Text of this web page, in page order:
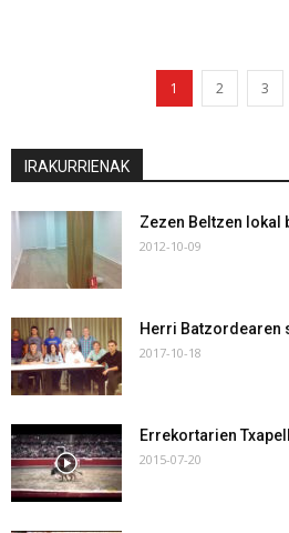
1 2 3
IRAKURRIENAK
Zezen Beltzen lokal
2012-10-09
Herri Batzordearen
2017-10-18
Errekortarien
2015-07-20